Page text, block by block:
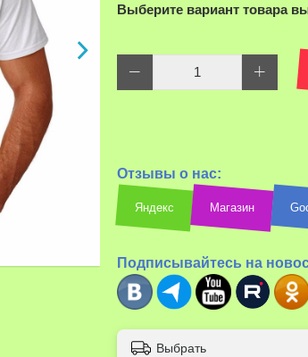
Выберите вариант товара
Отзывы о нас:
Яндекс Магазин
Подписывайтесь на
Выбрать